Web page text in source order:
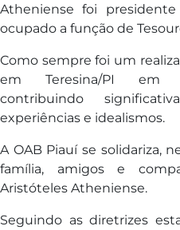
Atheniense foi
ocupado a função de
Como sempre foi um
em Teresina/PI em
contribuindo
experiências e idealismos.
A OAB Piauí se solidariza,
família, amigos e
Aristóteles Atheniense.
Seguindo as diretrizes